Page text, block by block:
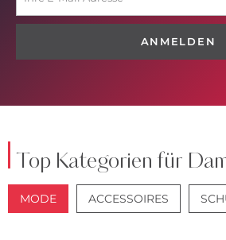
ANMELDEN
Top Kategorien für
MODE ACCESSOIRES